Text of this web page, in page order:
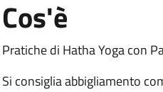
Cos'è
Pratiche di Hatha Yoga con
Si consiglia abbigliamento